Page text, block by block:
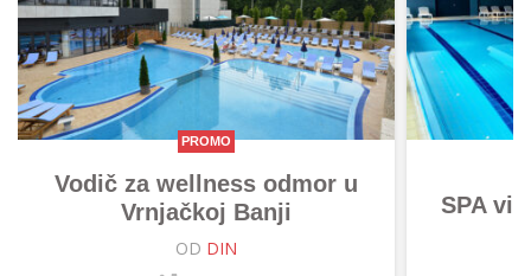
PROMO
Vodič za wellness odmor u
Vrnjačkoj Banji
OD DIN
SPA